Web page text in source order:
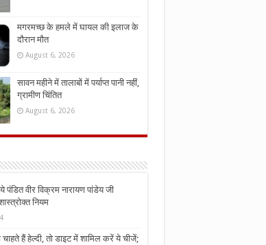
मगरमच्छ के हमले में घायल की इलाज के
दौरान मौत
August 6, 2026
सावन महीने में तालाबों में पर्याप्त पानी नहीं,
ग्रामीण चिंतित
August 6, 2026
पंडित वीर विक्रम नारायण पांडेय जी
नियम
चाहते हैं हेल्दी, तो डाइट में शामिल करें ये चीजें;